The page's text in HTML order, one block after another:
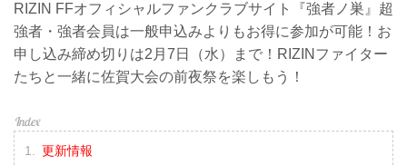
RIZIN FFオフィシャルファンクラブサイト『強者ノ巣』超
強者・強者会員は一般申込みよりもお得に参加が可能！お
申し込み締め切りは2月7日（水）まで！RIZINファイター
たちと一緒に佐賀大会の前夜祭を楽しもう！
更新情報